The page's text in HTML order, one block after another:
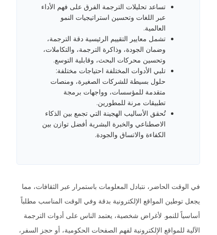
تساعد تحليلات الترجمة الفرق على فهم الأداء
عبر اللغات وتحسين استراتيجيات النمو
العالمية.
تشمل معايير التقييم الرئيسية دقة الترجمة،
وضمان الجودة، وذاكرة الترجمة، والتكاملات،
وتحسين محركات البحث، وقابلية التوسع.
تلبي الأدوات المختلفة احتياجات مختلفة:
حلول بسيطة للشركات الصغيرة، ومنصات
متقدمة للمؤسسات، وواجهات برمجة
تطبيقات مرنة للمطورين.
تُحقق الأساليب الهجينة التي تجمع بين الذكاء
الاصطناعي والخبرة البشرية أفضل توازن بين
الكفاءة والاتساق والجودة.
في الوقت الحاضر، نتبادل المعلومات باستمرار عبر الثقافات، مما
يجعل توطين المواقع الإلكترونية بدقة وفي الوقت المناسب مطلباً
أساسياً للنمو. لأغراض شخصية، يعتمد الناس على أدوات الترجمة
الآلية للمواقع الإلكترونية لفهم الصفحات الحكومية، أو حجز السفر،